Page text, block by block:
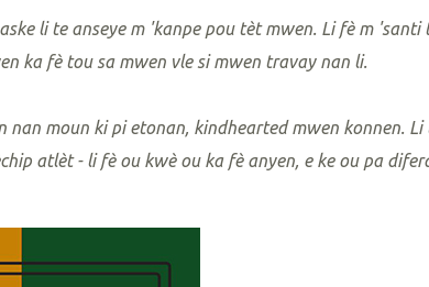
li te anseye m 'kanpe pou tèt mwen. Li fè m
ka fè tou sa mwen vle si mwen travay nan li.
nan moun ki pi etonan, kindhearted mwen konnen.
atlèt - li fè ou kwè ou ka fè anyen, e ke ou pa